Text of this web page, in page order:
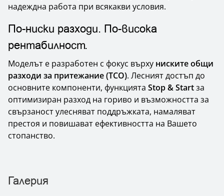
надеждна работа при всякакви условия.
По-ниски разходи. По-висока
рентабилност.
Моделът е разработен с фокус върху ниските общи
разходи за притежание (TCO). Лесният достъп до
основните компоненти, функцията Stop & Startза
оптимизиран разход на гориво и възможността за
свързаност улесняват поддръжката, намаляват
престоя и повишават ефективността на Вашето
стопанство.
Галерия